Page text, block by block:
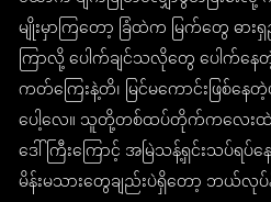
မျိုးမှာကြတော့ ခြံထဲက မြက်တွေ ဓာ
ကြာလို့ ပေါက်ချင်သလိုတွေ ပေါက်နေ
ကတ်ကြေးနဲ့တိ၊ မြင်မကောင်းဖြစ်န
ပေါ့လေ။ သူတို့တစ်ထပ်တိုက်ကလေးထဲမှ
ဒေါ်ကြီးကြောင့် အမြဲသန့်ရှင်းသပ်ရ
မိန်းမသားတွေချည်းပဲရှိတော့ ဘယ်လုပ်